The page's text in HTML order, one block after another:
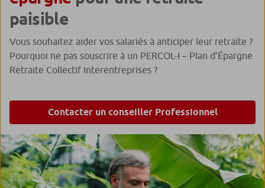
paisible
Vous souhaitez aider vos salariés à anticiper leur retraite ?
Pourquoi ne pas souscrire à un PERCOL-I – Plan d’Épargne
Retraite Collectif Interentreprises ?
Contacter un conseiller Professionnel